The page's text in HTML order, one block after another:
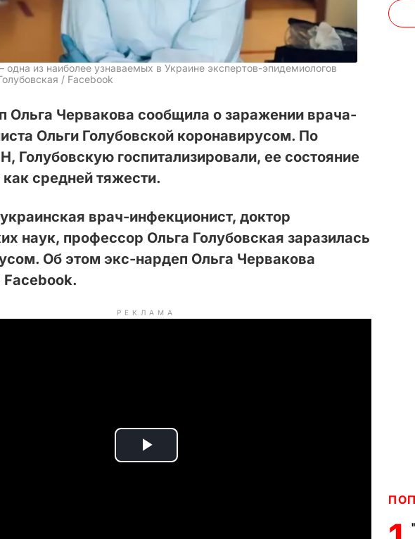
одна из наиболее узнаваемых в Украине экспертов-эпидемиологов
/ Facebook
Ольга Червакова сообщила о заражении врача-
Ольги Голубовской коронавирусом. По
Голубовскую госпитализировали, ее состояние
средней тяжести.
врач-инфекционист, доктор
наук, профессор Ольга Голубовская заразилась
Об этом экс-нардеп Ольга Червакова
Facebook.
РЕКЛАМА
P